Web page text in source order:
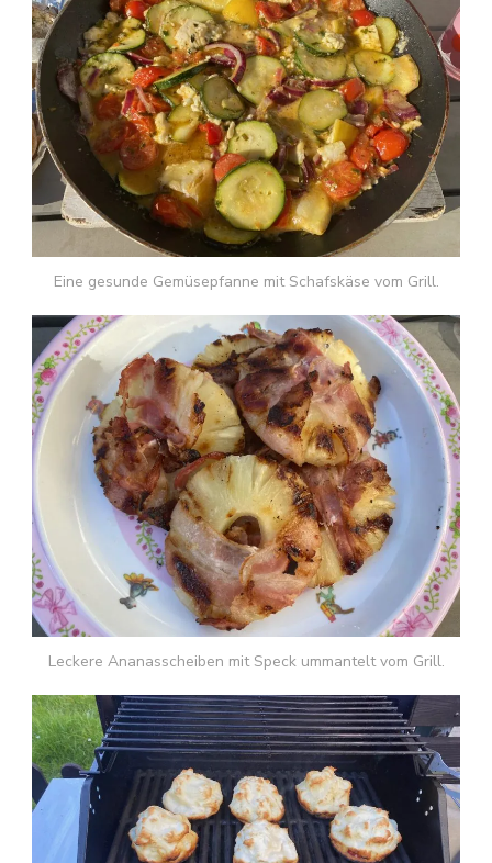
Eine gesunde Gemüsepfanne mit Schafskäse vom Grill.
Leckere Ananasscheiben mit Speck ummantelt vom Grill.